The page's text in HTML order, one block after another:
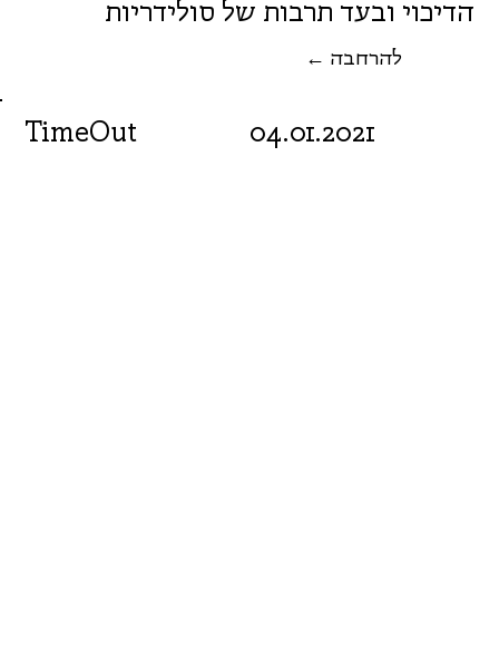
הדיכוי ובעד תרבות של סולידריות
← להרחבה
04.01.2021
TimeOut